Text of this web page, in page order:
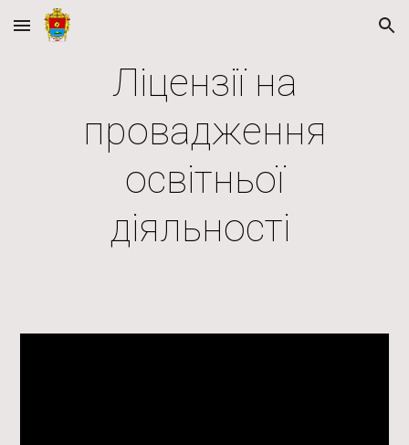
Skip to main content Skip to navigation
Ліцензії на
провадження
освітньої
діяльності